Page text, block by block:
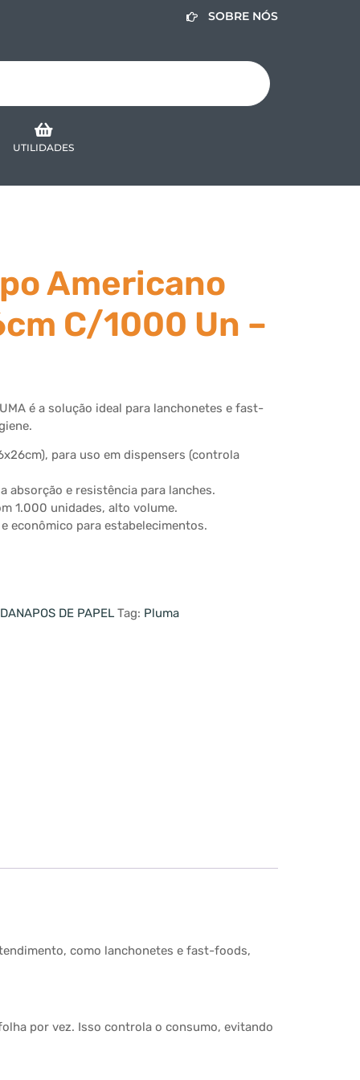
SOBRE NÓS
UTILIDADES
Americano
C/1000 Un –
é a solução ideal para lanchonetes e fast-
para uso em dispensers (controla
absorção e resistência para lanches.
1.000 unidades, alto volume.
econômico para estabelecimentos.
DE PAPEL Tag: Pluma
como lanchonetes e fast-foods,
por vez. Isso controla o consumo, evitando